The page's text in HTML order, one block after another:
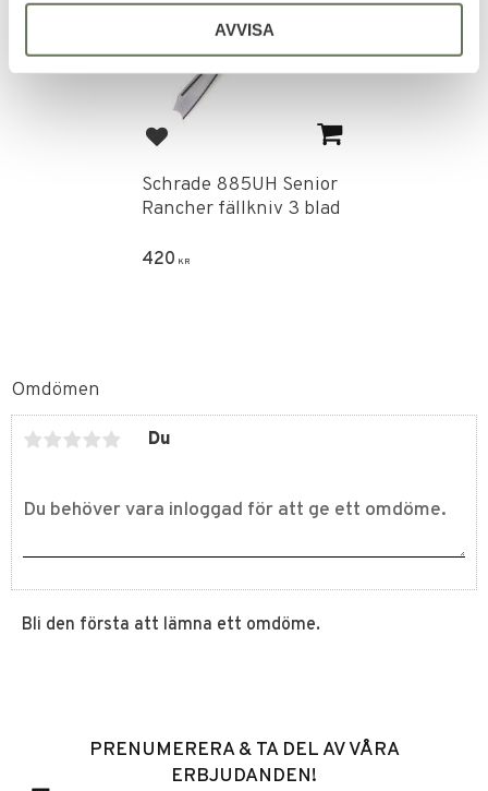
AVVISA
Omdömen
Du
Bli den första att lämna ett omdöme.
Lägg till i favoriter
Schrade 885UH Senior
Rancher fällkniv 3 blad
420 KR
PRENUMERERA & TA DEL AV VÅRA
ERBJUDANDEN!